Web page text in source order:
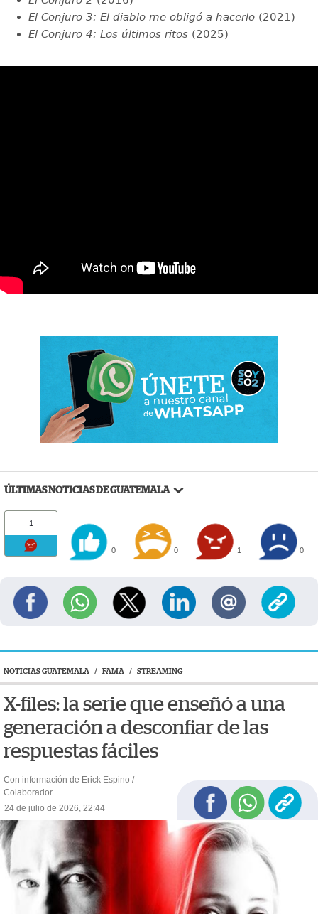
El Conjuro 3: El diablo me obligó a hacerlo (2021)
El Conjuro 4: Los últimos ritos (2025)
ÚLTIMAS NOTICIAS DE GUATEMALA
1
0 0 1 0
NOTICIAS GUATEMALA / FAMA / STREAMING
X-files: la serie que enseñó a una
generación a desconfiar de las
respuestas fáciles
Con información de Erick Espino /
Colaborador
24 de julio de 2026, 22:44